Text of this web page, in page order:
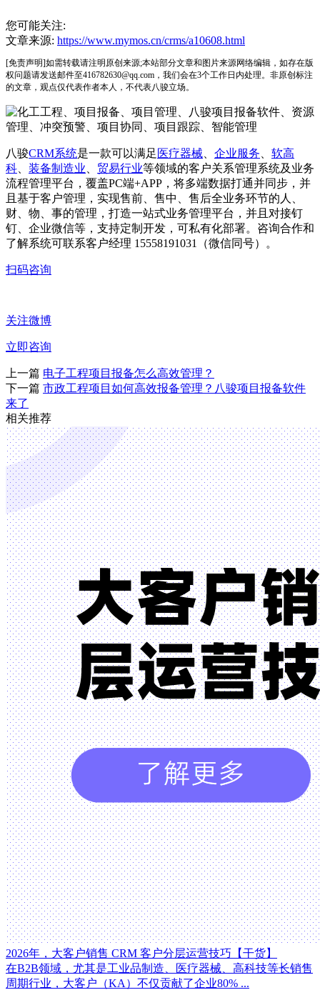
您可能关注:
文章来源: https://www.mymos.cn/crms/a10608.html
[免责声明]如需转载请注明原创来源;本站部分文章和图片来源网络编辑，如存在版
权问题请发送邮件至416782630@qq.com，我们会在3个工作日内处理。非原创标注
的文章，观点仅代表作者本人，不代表八骏立场。
八骏CRM系统是一款可以满足 医疗器械 企业服务
软高
科
装备制造业 贸易行业等领域的客户关系管理系统及业务
流程管理平台，覆盖PC端+APP，将多端数据打通并同步，并
且基于客户管理，实现售前、售中、售后全业务环节的人、
财、物、事的管理，打造一站式业务管理平台，并且对接钉
钉、企业微信等，支持定制开发，可私有化部署。咨询合作和
了解系统可联系客户经理 15558191031（微信同号）。
扫码咨询
关注微博
立即咨询
上一篇 电子工程项目报备怎么高效管理？
下一篇 市政工程项目如何高效报备管理？八骏项目报备软件
来了
相关推荐
2026年，大客户销售 CRM 客户分层运营技巧【干货】
在B2B领域，尤其是工业品制造、医疗器械、高科技等长销售
周期行业，大客户（KA）不仅贡献了企业80% ...